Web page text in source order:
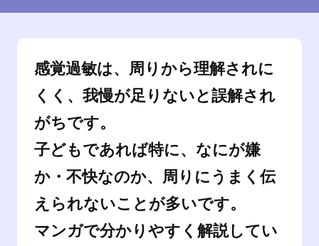
感覚過敏は、周りから理解されに
くく、我慢が足りないと誤解され
がちです。
子どもであれば特に、なにが嫌
か・不快なのか、周りにうまく伝
えられないことが多いです。
マンガで分かりやすく解説してい